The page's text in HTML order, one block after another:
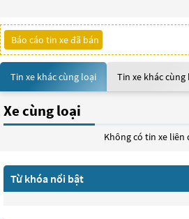
Báo cáo tin xe đã bán
Tin xe khác cùng loại Tin xe khác cùng
Xe cùng loại
Không có tin xe liên
Từ khóa nổi bật